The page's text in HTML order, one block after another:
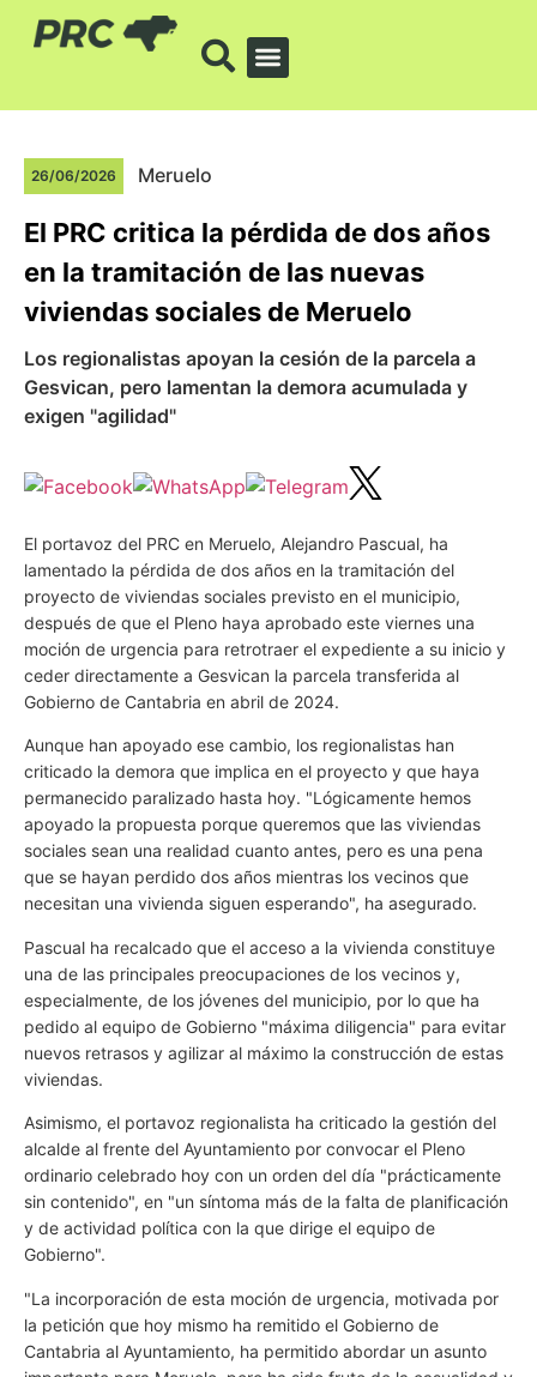
26/06/2026 Meruelo
El PRC critica la pérdida de dos años
en la tramitación de las nuevas
viviendas sociales de Meruelo
Los regionalistas apoyan la cesión de la parcela a
Gesvican, pero lamentan la demora acumulada y
exigen "agilidad"
El portavoz del PRC en Meruelo, Alejandro Pascual, ha
lamentado la pérdida de dos años en la tramitación del
proyecto de viviendas sociales previsto en el municipio,
después de que el Pleno haya aprobado este viernes una
moción de urgencia para retrotraer el expediente a su inicio y
ceder directamente a Gesvican la parcela transferida al
Gobierno de Cantabria en abril de 2024.
Aunque han apoyado ese cambio, los regionalistas han
criticado la demora que implica en el proyecto y que haya
permanecido paralizado hasta hoy. "Lógicamente hemos
apoyado la propuesta porque queremos que las viviendas
sociales sean una realidad cuanto antes, pero es una pena
que se hayan perdido dos años mientras los vecinos que
necesitan una vivienda siguen esperando", ha asegurado.
Pascual ha recalcado que el acceso a la vivienda constituye
una de las principales preocupaciones de los vecinos y,
especialmente, de los jóvenes del municipio, por lo que ha
pedido al equipo de Gobierno "máxima diligencia" para evitar
nuevos retrasos y agilizar al máximo la construcción de estas
viviendas.
Asimismo, el portavoz regionalista ha criticado la gestión del
alcalde al frente del Ayuntamiento por convocar el Pleno
ordinario celebrado hoy con un orden del día "prácticamente
sin contenido", en "un síntoma más de la falta de planificación
y de actividad política con la que dirige el equipo de
Gobierno".
"La incorporación de esta moción de urgencia, motivada por
la petición que hoy mismo ha remitido el Gobierno de
Cantabria al Ayuntamiento, ha permitido abordar un asunto